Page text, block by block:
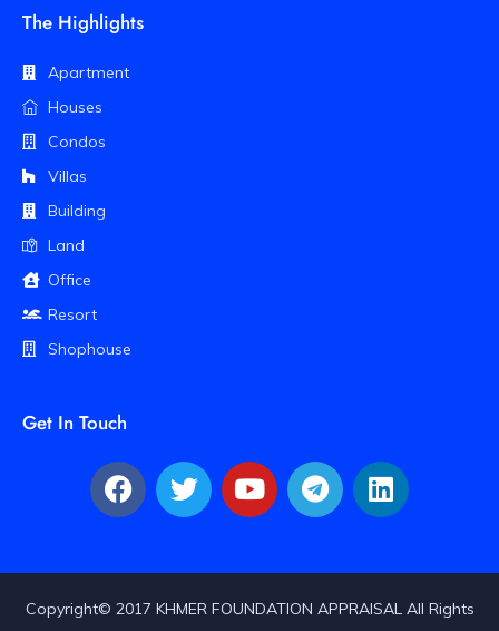
The Highlights
Apartment
Houses
Condos
Villas
Building
Land
Office
Resort
Shophouse
Get In Touch
Copyright© 2017 KHMER FOUNDATION APPRAISAL All Rights